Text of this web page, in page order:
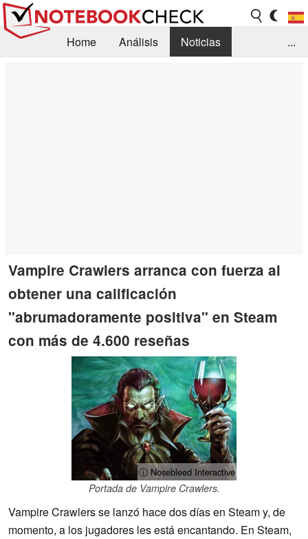
Home Análisis
Noticias
...
Vampire Crawlers arranca con fuerza al
obtener una calificación
"abrumadoramente positiva" en Steam
con más de 4.600 reseñas
ⓘ Nosebleed Interactive
Portada de Vampire Crawlers.
Vampire Crawlers se lanzó hace dos días en Steam y, de
momento, a los jugadores les está encantando. En Steam,